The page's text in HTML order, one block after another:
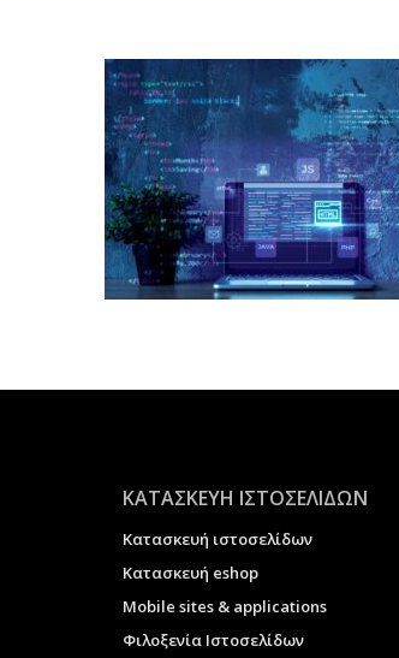
ΚΑΤΑΣΚΕΥΗ ΙΣΤΟΣΕΛΙΔΩΝ
Κατασκευή ιστοσελίδων
Κατασκευή eshop
Μobile sites & applications
Φιλοξενία Ιστοσελίδων